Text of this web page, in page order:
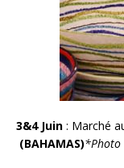
3&4 Juin : Marché
(BAHAMAS)*Photo